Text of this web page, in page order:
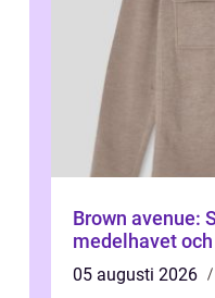
Brown avenue:
medelhavet
05 augusti 2026